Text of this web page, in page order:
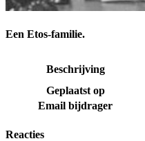
Een Etos-familie.
Beschrijving
Geplaatst op
Email bijdrager
Reacties